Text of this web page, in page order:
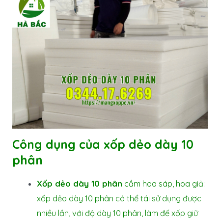
Công dụng của xốp dẻo dày 10
phân
Xốp dẻo dày 10 phân cắm hoa sáp, hoa giả:
xốp dẻo dày 10 phân có thể tái sử dụng được
nhiều lần, với độ dày 10 phân, làm đế xốp giữ